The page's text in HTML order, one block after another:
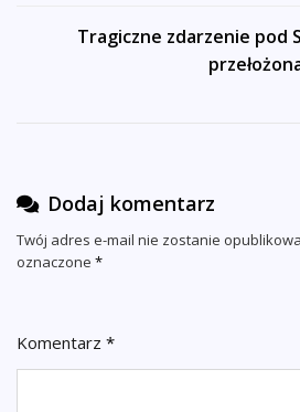
Tragiczne zdarzenie pod
Dodaj komentarz
Twój adres e-mail nie zostanie
oznaczone *
Komentarz *